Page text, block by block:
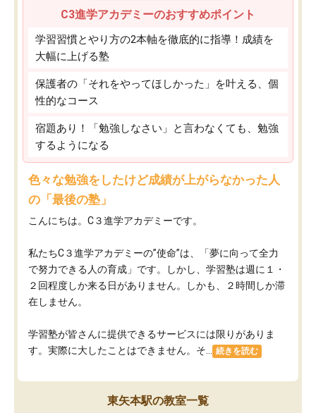
C3進学アカデミーのおすすめポイント
学習習慣とやり方の2本軸を徹底的に指導！成績を
大幅に上げる塾
保護者の「それをやってほしかった」を叶える、個
性的なコース
宿題あり！「勉強しなさい」と言わなくても、勉強
するようになる
色々な勉強をしたけど成績が上がらなかった人
の「最後の塾」
こんにちは。C３進学アカデミーです。
私たちC３進学アカデミーの”使命”は、「夢に向って全力
で努力できる人の育成」です。しかし、学習塾は週に１・
２回程度しか来る日がありません。しかも、２時間しか滞
在しません。
学習塾が皆さんに提供できるサービスには限りがありま
す。実際に大したことはできません。そ...
続きを読む
東矢本駅の教室一覧